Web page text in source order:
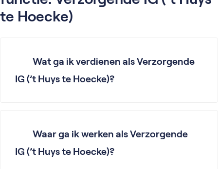
te Hoecke)
Wat ga ik verdienen als Verzorgende
IG (’t Huys te Hoecke)?
Waar ga ik werken als Verzorgende
IG (’t Huys te Hoecke)?